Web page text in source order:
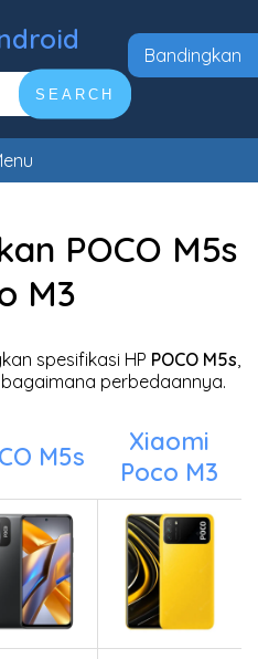
SEARCH
POCO M5s
M3
spesifikasi HP POCO M5s,
bagaimana perbedaannya.
M5s
Xiaomi
Poco M3
Bandingkan